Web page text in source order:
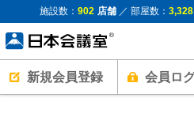
施設数： 902 店舗／ 部屋数： 3,328
新規会員登録 会員ロ